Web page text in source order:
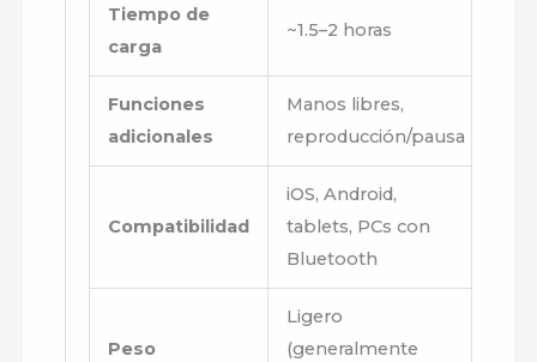
Tiempo de
carga
~1.5–2 horas
Funciones
adicionales
Manos libres,
reproducción/pausa
Compatibilidad
iOS, Android,
tablets, PCs con
Bluetooth
Peso
Ligero
(generalmente